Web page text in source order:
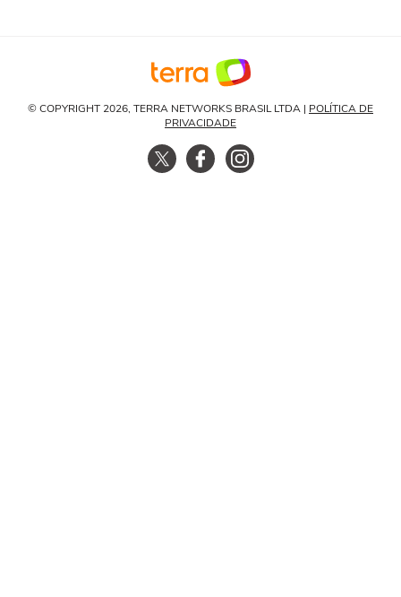
© COPYRIGHT 2026, TERRA NETWORKS BRASIL LTDA | POLÍTICA DE
PRIVACIDADE